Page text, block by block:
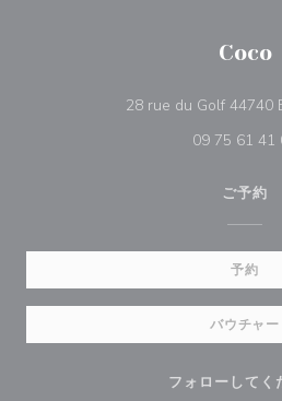
Coco
28 rue du Golf 44740
09 75 61 41
ご予約
予約
バウチャー
フォローしてく